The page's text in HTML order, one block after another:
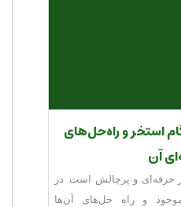
استخر و راه‌حل‌های
آن
حرفه‌ای و پرچالش است. در
و راه حل‌های آن‌ها